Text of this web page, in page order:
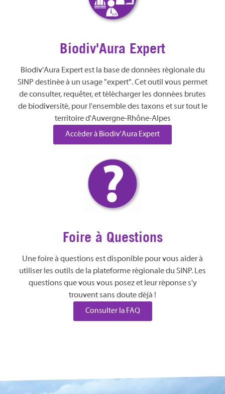
Biodiv'Aura Expert
Biodiv'Aura Expert est la base de données régionale du
SINP destinée à un usage "expert". Cet outil vous permet
de consulter, requêter, et télécharger les données brutes
de biodiversité, pour l'ensemble des taxons et sur tout le
territoire d'Auvergne-Rhône-Alpes
Accéder à Biodiv'Aura Expert
Foire à Questions
Une foire à questions est disponible pour vous aider à
utiliser les outils de la plateforme régionale du SINP. Les
questions que vous vous posez et leur réponse s'y
trouvent sans doute déjà !
Consulter la FAQ